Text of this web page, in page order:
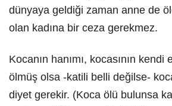
dünyaya geldiği zaman anne de
olan kadına bir ceza gerekmez.
Kocanın hanımı, kocasının kendi
ölmüş olsa -katili belli değilse-
diyet gerekir. (Koca ölü bulunsa